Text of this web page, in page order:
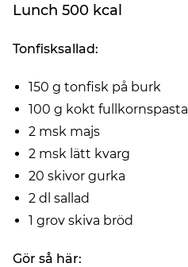
Lunch 500 kcal
Tonfisksallad:
150 g tonfisk på burk
100 g kokt fullkornspasta
2 msk majs
2 msk lätt kvarg
20 skivor gurka
2 dl sallad
1 grov skiva bröd
Gör så här: